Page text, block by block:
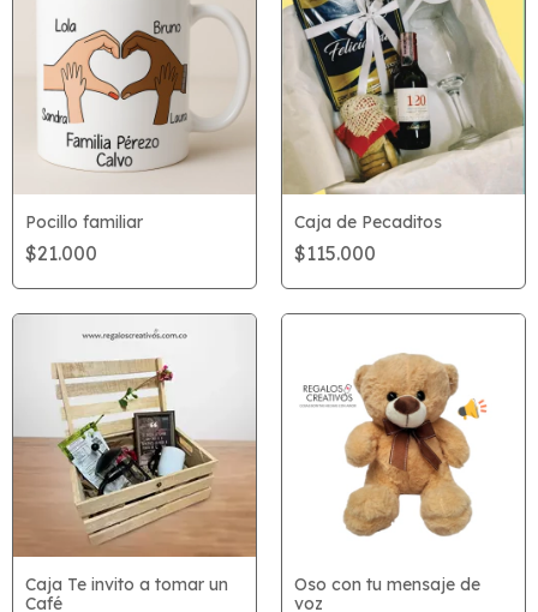
Pocillo familiar
$21.000
Caja de Pecaditos
$115.000
Caja Te invito a tomar un
Café
Oso con tu mensaje de
voz